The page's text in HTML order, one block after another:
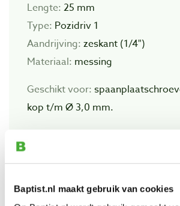
Baptist.nl maakt gebruik van cookies
Lengte: 25 mm
Type: Pozidriv 1
Aandrijving: zeskant (1/4")
Materiaal: messing
Geschikt voor:
kop t/m Ø 3,0 mm.